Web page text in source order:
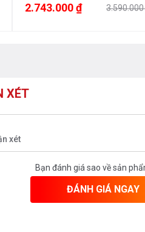
2.743.000 ₫ 3.590.000
XÉT
xét
Bạn đánh giá sao về sản
ĐÁNH GIÁ NGAY